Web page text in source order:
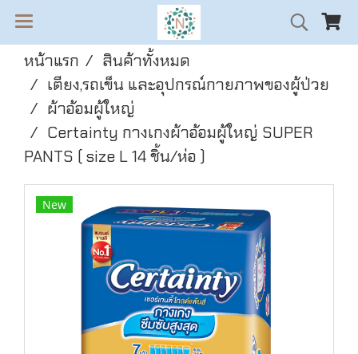
หน้าแรก
สินค้าทั้งหมด
เตียง,รถเข็น และอุปกรณ์กายภาพของผู้ป่วย
ผ้าอ้อมผู้ใหญ่
Certainty กางเกงผ้าอ้อมผู้ใหญ่ SUPER
PANTS ( size L 14 ชิ้น/ห่อ )
New